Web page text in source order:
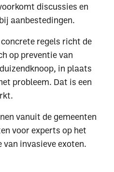
discussies en
aanbestedingen.
regels richt de
op preventie van
in plaats
probleem. Dat is een
vanuit de gemeenten
voor experts op het
van invasieve exoten.